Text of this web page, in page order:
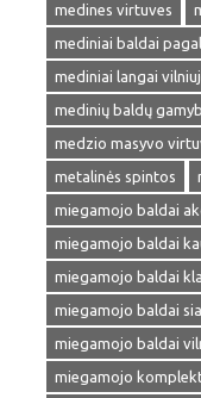
medines virtuves
mediniai baldai
mediniai langai
medinių baldų
medzio masyvo
metalinės spintos
miegamojo baldai
miegamojo baldai
miegamojo baldai
miegamojo baldai
miegamojo baldai
miegamojo